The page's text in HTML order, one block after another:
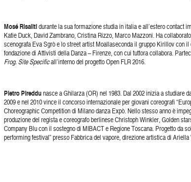
Mosé Risalitidurante la sua formazione studia in italia e all’estero contact
Katie Duck, David Zambrano, Cristina Rizzo, Marco Mazzoni. Ha
scenografa Eva Sgrò e lo street artist Moallaseconda il gruppo Kirillov con
fondazione di Attivisti della Danza – Firenze, con cui tuttora collabora.
Frog. Site Specificall’interno del progetto Open FLR 2016.
Pietro Pireddunasce a Ghilarza (OR) nel 1983. Dal 2002 inizia a studiare
2009 e nel 2010 vince il concorso internazionale per giovani coreografi
Choreographic Competition di Milano danza Expò. Nello stesso anno è
produzione del regista e coreografo berlinese Christoph Winkler, Golden
Company Blu con il sostegno di MIBACT e Regione Toscana. Progetto da
performing festival” presso Fabbrica del vapore, direzione artistica di Ariella